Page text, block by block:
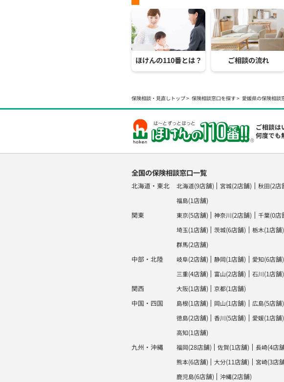
ほけんの110番とは？ ご相談の流れ
保険相談・見直しトップ 保険相談窓口を探す 愛媛県の保険相談
ご相談は
何度でも
全国の保険相談窓口一覧
北海道・東北 北海道(9店舗) 宮城(2店舗) 秋田(2店
福島(1店舗)
関東
東京(5店舗) 神奈川(2店舗) 千葉(0店
埼玉(1店舗) 茨城(6店舗) 栃木(1店舗)
群馬(2店舗)
中部・北陸
岐阜(2店舗) 静岡(1店舗) 愛知(6店舗)
三重(4店舗) 富山(2店舗) 石川(1店舗)
関西
大阪(1店舗) 京都(1店舗)
中国・四国
島根(1店舗) 岡山(1店舗) 広島(5店舗)
徳島(2店舗) 香川(5店舗) 愛媛(1店舗)
高知(1店舗)
九州・沖縄
福岡(28店舗) 佐賀(1店舗) 長崎(4店
熊本(6店舗) 大分(11店舗) 宮崎(3店
鹿児島(6店舗) 沖縄(2店舗)